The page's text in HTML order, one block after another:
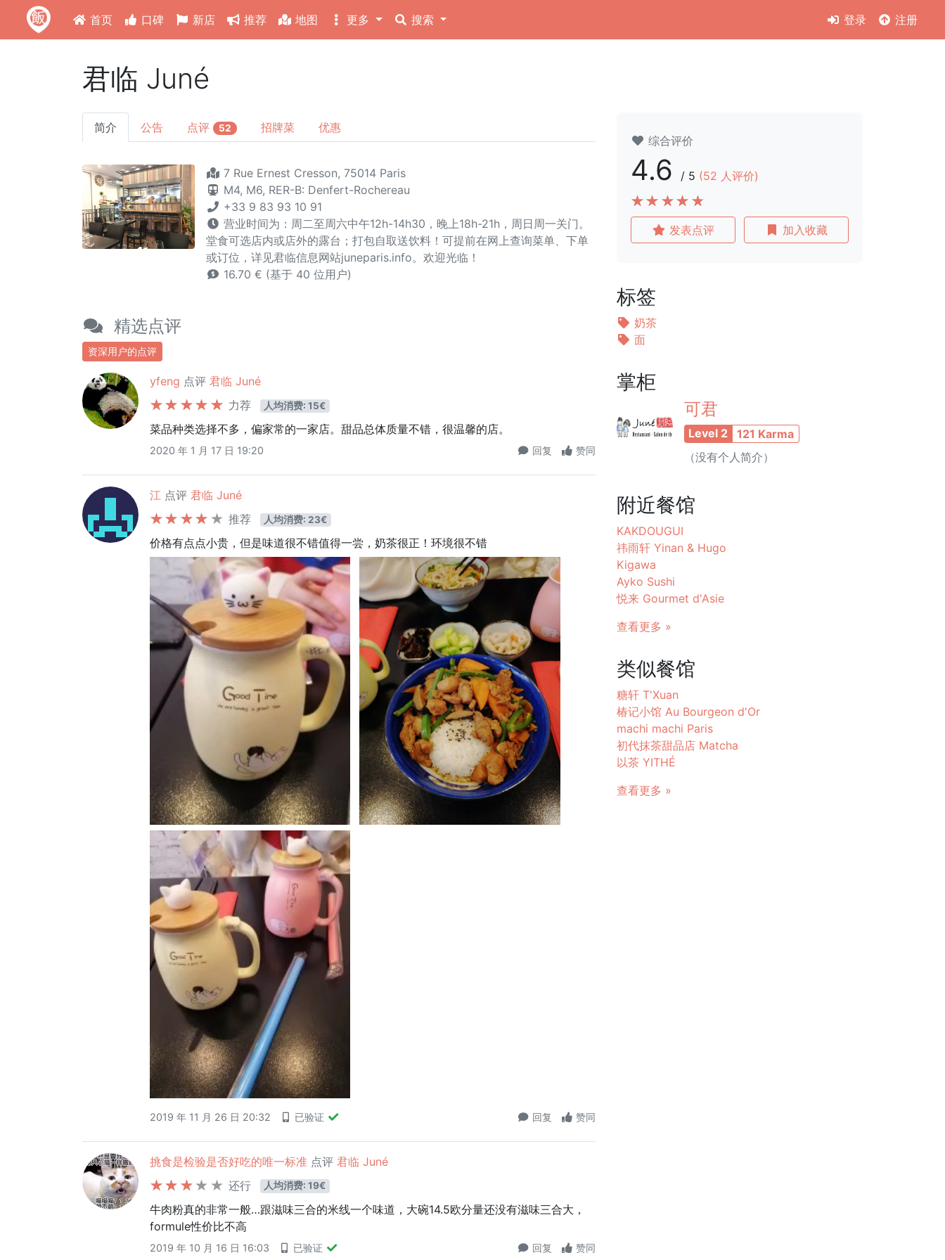
首页 口碑 新店 推荐 地图 更多 搜索 登录 注册
君临 Juné
简介 公告 点评 52 招牌菜 优惠
7 Rue Ernest Cresson, 75014 Paris
M4, M6, RER-B: Denfert-Rochereau
+33 9 83 93 10 91
营业时间为：周二至周六中午12h-14h30，晚上18h-21h，周日周一关门。
堂食可选店内或店外的露台；打包自取送饮料！可提前在网上查询菜单、下单
或订位，详见君临信息网站juneparis.info。欢迎光临！
16.70 € (基于 40 位用户)
精选点评
资深用户的点评
yfeng 点评 君临 Juné
力荐
人均消费: 15€
菜品种类选择不多，偏家常的一家店。甜品总体质量不错，很温馨的店。
2020 年 1 月 17 日 19:20 回复 赞同
江 点评 君临 Juné
推荐
人均消费: 23€
价格有点点小贵，但是味道很不错值得一尝，奶茶很正！环境很不错
2019 年 11 月 26 日 20:32 已验证 回复 赞同
挑食是检验是否好吃的唯一标准 点评 君临 Juné
还行
人均消费: 19€
牛肉粉真的非常一般…跟滋味三合的米线一个味道，大碗14.5欧分量还没有滋味三合大，
formule性价比不高
2019 年 10 月 16 日 16:03 已验证 回复 赞同
综合评价
4.6 / 5 (52 人评价)
发表点评 加入收藏
标签
奶茶
面
掌柜
可君
Level 2
121 Karma
（没有个人简介）
附近餐馆
KAKDOUGUI
祎雨轩 Yinan & Hugo
Kigawa
Ayko Sushi
悦来 Gourmet d'Asie
查看更多 »
类似餐馆
糖轩 T'Xuan
椿记小馆 Au Bourgeon d'Or
machi machi Paris
初代抹茶甜品店 Matcha
以茶 YITHÉ
查看更多 »